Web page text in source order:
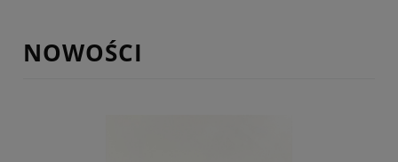
NOWOŚCI